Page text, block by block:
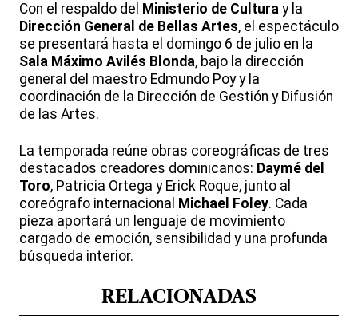
Con el respaldo del Ministerio de Cultura y la
Dirección General de Bellas Artes, el espectáculo
se presentará hasta el domingo 6 de julio en la
Sala Máximo Avilés Blonda, bajo la dirección
general del maestro Edmundo Poy y la
coordinación de la Dirección de Gestión y Difusión
de las Artes.
La temporada reúne obras coreográficas de tres
destacados creadores dominicanos: Daymé del
Toro, Patricia Ortega y Erick Roque, junto al
coreógrafo internacional Michael Foley. Cada
pieza aportará un lenguaje de movimiento
cargado de emoción, sensibilidad y una profunda
búsqueda interior.
RELACIONADAS